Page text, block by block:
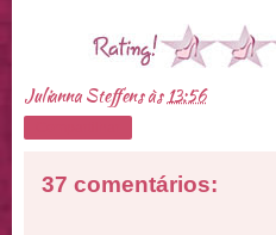
Julianna Steffensàs13:56
37 comentários: